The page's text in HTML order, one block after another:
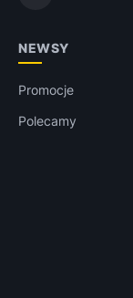
NEWSY
Promocje
Polecamy